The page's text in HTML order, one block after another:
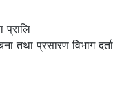
प्रालि
तथा प्रसारण विभाग दर्ता